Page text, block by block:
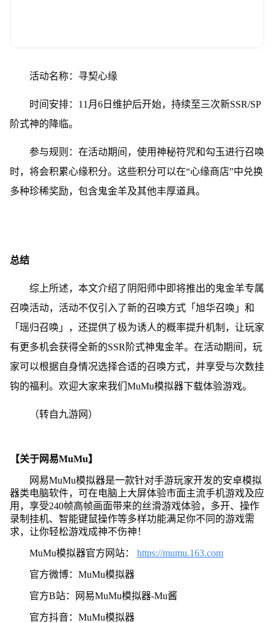
活动名称：寻契心缘
时间安排：11月6日维护后开始，持续至三次新SSR/SP
阶式神的降临。
参与规则：在活动期间，使用神秘符咒和勾玉进行召唤
时，将会积累心缘积分。这些积分可以在“心缘商店”中兑换
多种珍稀奖励，包含鬼金羊及其他丰厚道具。
总结
综上所述，本文介绍了阴阳师中即将推出的鬼金羊专属
召唤活动，活动不仅引入了新的召唤方式「旭华召唤」和
「瑶归召唤」，还提供了极为诱人的概率提升机制，让玩家
有更多机会获得全新的SSR阶式神鬼金羊。在活动期间，玩
家可以根据自身情况选择合适的召唤方式，并享受与次数挂
钩的福利。欢迎大家来我们MuMu模拟器下载体验游戏。
（转自九游网）
【关于网易MuMu】
网易MuMu模拟器是一款针对手游玩家开发的安卓模拟
器类电脑软件，可在电脑上大屏体验市面主流手机游戏及应
用，享受240帧高帧画面带来的丝滑游戏体验，多开、操作
录制挂机、智能键鼠操作等多样功能满足你不同的游戏需
求，让你轻松游戏成神不伤神！
MuMu模拟器官方网站： https://mumu.163.com
官方微博：MuMu模拟器
官方B站：网易MuMu模拟器-Mu酱
官方抖音：MuMu模拟器